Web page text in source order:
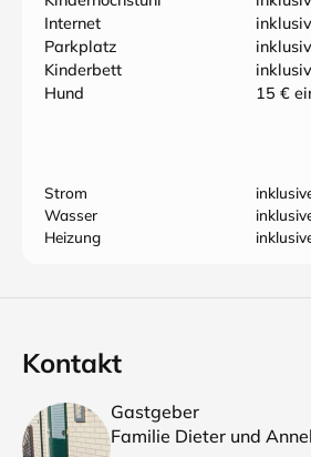
Internet
Parkplatz
Kinderbett
Hund
15 €
Strom
Wasser
Heizung
Kontakt
Gastgeber
Familie Dieter und